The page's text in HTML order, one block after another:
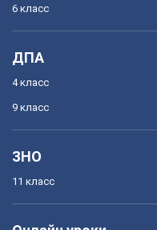
6 класс
ДПА
4 класс
9 класс
ЗНО
11 класс